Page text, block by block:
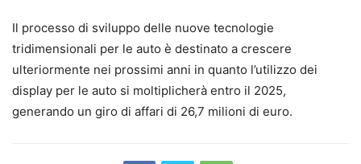
Il processo di sviluppo delle nuove tecnologie
tridimensionali per le auto è destinato a crescere
ulteriormente nei prossimi anni in quanto l’utilizzo dei
display per le auto si moltiplicherà entro il 2025,
generando un giro di affari di 26,7 milioni di euro.